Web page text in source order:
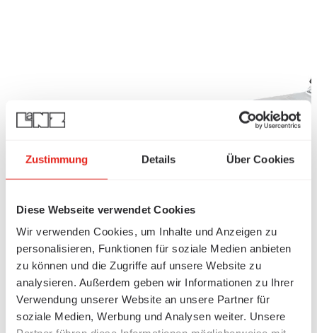
Zustimmung Details Über Cookies
Diese Webseite verwendet Cookies
Wir verwenden Cookies, um Inhalte und Anzeigen zu
personalisieren, Funktionen für soziale Medien anbieten
zu können und die Zugriffe auf unsere Website zu
analysieren. Außerdem geben wir Informationen zu Ihrer
Verwendung unserer Website an unsere Partner für
soziale Medien, Werbung und Analysen weiter. Unsere